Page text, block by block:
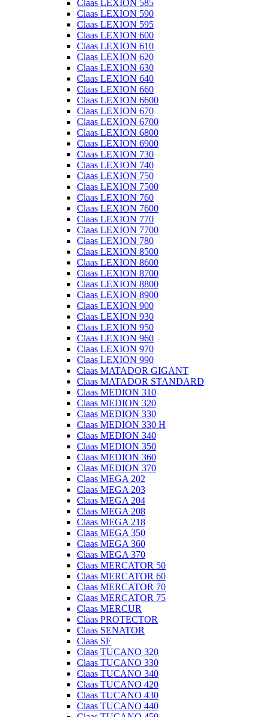
Claas LEXION 585
Claas LEXION 590
Claas LEXION 595
Claas LEXION 600
Claas LEXION 610
Claas LEXION 620
Claas LEXION 630
Claas LEXION 640
Claas LEXION 660
Claas LEXION 6600
Claas LEXION 670
Claas LEXION 6700
Claas LEXION 6800
Claas LEXION 6900
Claas LEXION 730
Claas LEXION 740
Claas LEXION 750
Claas LEXION 7500
Claas LEXION 760
Claas LEXION 7600
Claas LEXION 770
Claas LEXION 7700
Claas LEXION 780
Claas LEXION 8500
Claas LEXION 8600
Claas LEXION 8700
Claas LEXION 8800
Claas LEXION 8900
Claas LEXION 900
Claas LEXION 930
Claas LEXION 950
Claas LEXION 960
Claas LEXION 970
Claas LEXION 990
Claas MATADOR GIGANT
Claas MATADOR STANDARD
Claas MEDION 310
Claas MEDION 320
Claas MEDION 330
Claas MEDION 330 H
Claas MEDION 340
Claas MEDION 350
Claas MEDION 360
Claas MEDION 370
Claas MEGA 202
Claas MEGA 203
Claas MEGA 204
Claas MEGA 208
Claas MEGA 218
Claas MEGA 350
Claas MEGA 360
Claas MEGA 370
Claas MERCATOR 50
Claas MERCATOR 60
Claas MERCATOR 70
Claas MERCATOR 75
Claas MERCUR
Claas PROTECTOR
Claas SENATOR
Claas SF
Claas TUCANO 320
Claas TUCANO 330
Claas TUCANO 340
Claas TUCANO 420
Claas TUCANO 430
Claas TUCANO 440